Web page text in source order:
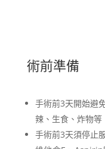
術前準備
手術前3天開始避
辣、生食、炸物等
手術前3天須停止